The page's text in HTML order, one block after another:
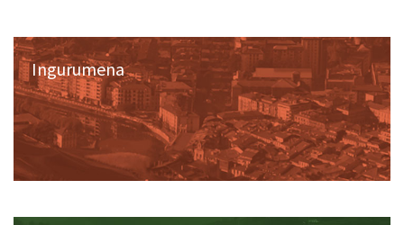
Ingurumena